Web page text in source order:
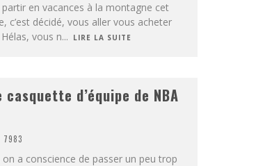
en vacances à la montagne cet
c’est décidé, vous aller vous acheter
vous n... LIRE LA SUITE
d’équipe de NBA
7983
a conscience de passer un peu trop